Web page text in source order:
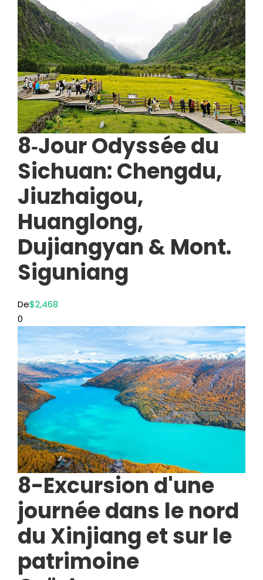
8‑Jour Odyssée du
Sichuan: Chengdu,
Jiuzhaigou,
Huanglong,
Dujiangyan & Mont.
Siguniang
De$2,468
0
8-Excursion d'une
journée dans le nord
du Xinjiang et sur le
patrimoine